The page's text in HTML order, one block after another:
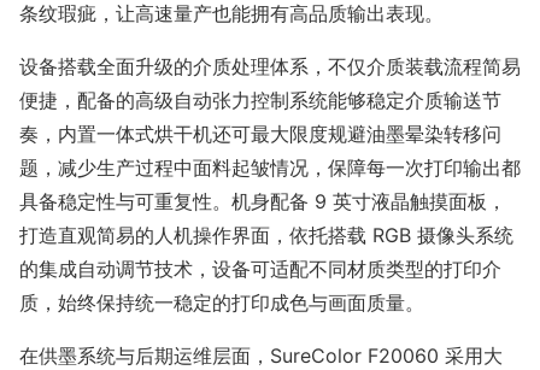
条纹瑕疵，让高速量产也能拥有高品质输出表现。
设备搭载全面升级的介质处理体系，不仅介质装载流程简易
便捷，配备的高级自动张力控制系统能够稳定介质输送节
奏，内置一体式烘干机还可最大限度规避油墨晕染转移问
题，减少生产过程中面料起皱情况，保障每一次打印输出都
具备稳定性与可重复性。机身配备 9 英寸液晶触摸面板，
打造直观简易的人机操作界面，依托搭载 RGB 摄像头系统
的集成自动调节技术，设备可适配不同材质类型的打印介
质，始终保持统一稳定的打印成色与画面质量。
在供墨系统与后期运维层面，SureColor F20060 采用大